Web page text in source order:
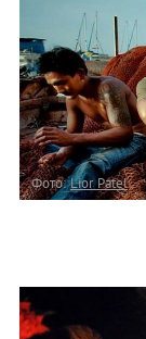
Фото:Lior Patel